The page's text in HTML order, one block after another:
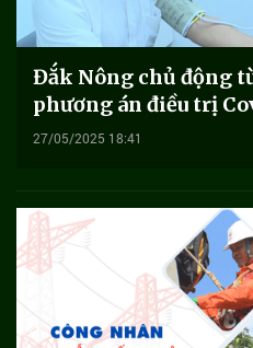
Đắk Nông chủ động
phương án điều trị
27/05/2025 18:41